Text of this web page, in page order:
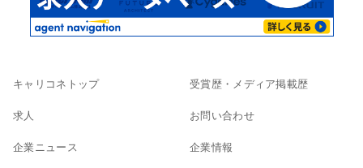
キャリコネトップ
求人
企業ニュース
受賞歴・メディア掲載歴
お問い合わせ
企業情報